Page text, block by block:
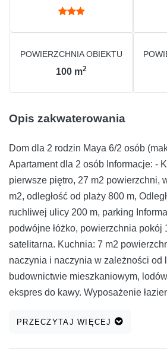
POWIERZCHNIA OBIEKTU
100 m2
Opis zakwaterowania
Dom dla 2 rodzin Maya 6/2 osób
Apartament dla 2 osób Informacje: -
pierwsze piętro, 27 m2 powierzchni,
m2, odległość od plaży 800 m,
ruchliwej ulicy 200 m, parking
podwójne łóżko, powierzchnia pokój
satelitarna. Kuchnia: 7 m2
naczynia i naczynia w zależności od
budownictwie mieszkaniowym,
ekspres do kawy. Wyposażenie
Kategoria: 3 gwiazdki, na pierwszym
PRZECZYTAJ WIĘCEJ